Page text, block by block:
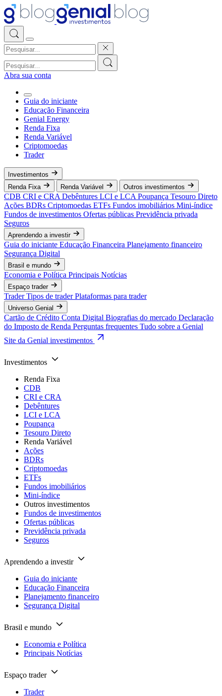
Abra sua conta
Guia do iniciante
Educação Financeira
Genial Energy
Renda Fixa
Renda Variável
Criptomoedas
Trader
Investimentos
Renda Fixa
Renda Variável Outros investimentos
CDB CRI e CRA Debêntures LCI e LCA Poupança Tesouro Direto
Ações BDRs Criptomoedas ETFs Fundos imobiliários Mini-índice
Fundos de investimentos Ofertas públicas Previdência privada
Seguros
Aprendendo a investir
Guia do iniciante Educação Financeira Planejamento financeiro
Segurança Digital
Brasil e mundo
Economia e Política Principais Notícias
Espaço trader
TraderTipos de traderPlataformas para trader
Universo Genial
Cartão de Crédito Conta Digital Biografias do mercado Declaração
do Imposto de Renda Perguntas frequentes Tudo sobre a Genial
Site da Genial investimentos
Investimentos
Renda Fixa
CDB
CRI e CRA
Debêntures
LCI e LCA
Poupança
Tesouro Direto
Renda Variável
Ações
BDRs
Criptomoedas
ETFs
Fundos imobiliários
Mini-índice
Outros investimentos
Fundos de investimentos
Ofertas públicas
Previdência privada
Seguros
Aprendendo a investir
Guia do iniciante
Educação Financeira
Planejamento financeiro
Segurança Digital
Brasil e mundo
Economia e Política
Principais Notícias
Espaço trader
Trader